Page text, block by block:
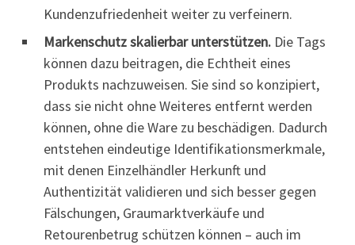
Kundenzufriedenheit weiter zu verfeinern.
Markenschutz skalierbar unterstützen. Die Tags
können dazu beitragen, die Echtheit eines
Produkts nachzuweisen. Sie sind so konzipiert,
dass sie nicht ohne Weiteres entfernt werden
können, ohne die Ware zu beschädigen. Dadurch
entstehen eindeutige Identifikationsmerkmale,
mit denen Einzelhändler Herkunft und
Authentizität validieren und sich besser gegen
Fälschungen, Graumarktverkäufe und
Retourenbetrug schützen können – auch im